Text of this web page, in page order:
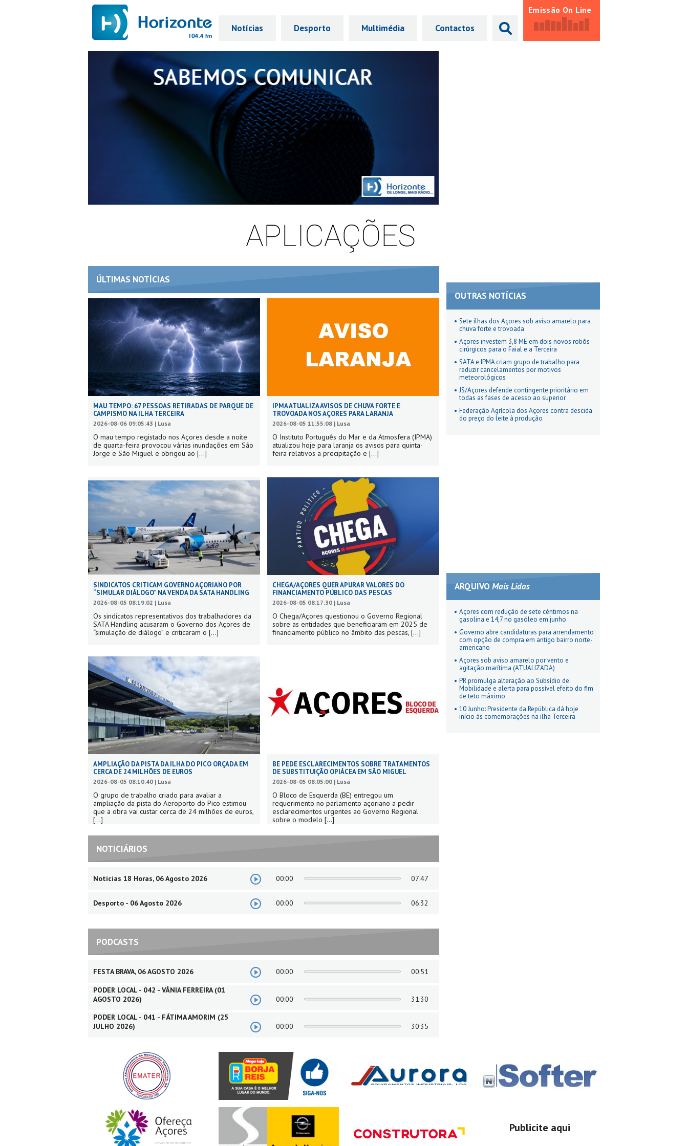
Notícias Desporto Multimédia Contactos
Emissão On Line
ÚLTIMAS NOTÍCIAS
MAU TEMPO: 67 PESSOAS RETIRADAS DE PARQUE DE
CAMPISMO NA ILHA TERCEIRA
2026-08-06 09:05:43 | Lusa
O mau tempo registado nos Açores desde a noite
de quarta-feira provocou várias inundações em São
Jorge e São Miguel e obrigou ao [...]
IPMA ATUALIZA AVISOS DE CHUVA FORTE E
TROVOADA NOS AÇORES PARA LARANJA
2026-08-05 11:55:08 | Lusa
O Instituto Português do Mar e da Atmosfera (IPMA)
atualizou hoje para laranja os avisos para quinta-
feira relativos a precipitação e [...]
SINDICATOS CRITICAM GOVERNO AÇORIANO POR
“SIMULAR DIÁLOGO” NA VENDA DA SATA HANDLING
2026-08-05 08:19:02 | Lusa
Os sindicatos representativos dos trabalhadores da
SATA Handling acusaram o Governo dos Açores de
“simulação de diálogo” e criticaram o [...]
CHEGA/AÇORES QUER APURAR VALORES DO
FINANCIAMENTO PÚBLICO DAS PESCAS
2026-08-05 08:17:30 | Lusa
O Chega/Açores questionou o Governo Regional
sobre as entidades que beneficiaram em 2025 de
financiamento público no âmbito das pescas, [...]
AMPLIAÇÃO DA PISTA DA ILHA DO PICO ORÇADA EM
CERCA DE 24 MILHÕES DE EUROS
2026-08-05 08:10:40 | Lusa
O grupo de trabalho criado para avaliar a
ampliação da pista do Aeroporto do Pico estimou
que a obra vai custar cerca de 24 milhões de euros,
[...]
BE PEDE ESCLARECIMENTOS SOBRE TRATAMENTOS
DE SUBSTITUIÇÃO OPIÁCEA EM SÃO MIGUEL
2026-08-05 08:05:00 | Lusa
O Bloco de Esquerda (BE) entregou um
requerimento no parlamento açoriano a pedir
esclarecimentos urgentes ao Governo Regional
sobre o modelo [...]
NOTICIÁRIOS
Noticias 18 Horas, 06 Agosto 2026 00:00 07:47
Desporto - 06 Agosto 2026 00:00 06:32
PODCASTS
FESTA BRAVA, 06 AGOSTO 2026 00:00
00:51
PODER LOCAL - 042 - VÂNIA FERREIRA (01
AGOSTO 2026)
00:00
31:30
PODER LOCAL - 041 - FÁTIMA AMORIM (25
JULHO 2026)
00:00 30:35
OUTRAS NOTÍCIAS
Sete ilhas dos Açores sob aviso amarelo para
chuva forte e trovoada
Açores investem 3,8 ME em dois novos robôs
cirúrgicos para o Faial e a Terceira
SATA e IPMA criam grupo de trabalho para
reduzir cancelamentos por motivos
meteorológicos
JS/Açores defende contingente prioritário em
todas as fases de acesso ao superior
Federação Agrícola dos Açores contra descida
do preço do leite à produção
ARQUIVO Mais Lidas
Açores com redução de sete cêntimos na
gasolina e 14,7 no gasóleo em junho
Governo abre candidaturas para arrendamento
com opção de compra em antigo bairro norte-
americano
Açores sob aviso amarelo por vento e
agitação marítima (ATUALIZADA)
PR promulga alteração ao Subsídio de
Mobilidade e alerta para possível efeito do fim
de teto máximo
10 Junho: Presidente da República dá hoje
início às comemorações na ilha Terceira
Publicite aqui